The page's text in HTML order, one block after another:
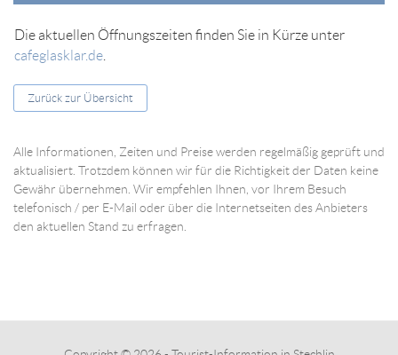
Die aktuellen Öffnungszeiten finden Sie in Kürze unter
cafeglasklar.de
Zurück zur Übersicht
Alle Informationen, Zeiten und Preise werden regelmäßig geprüft und
aktualisiert. Trotzdem können wir für die Richtigkeit der Daten keine
Gewähr übernehmen. Wir empfehlen Ihnen, vor Ihrem Besuch
telefonisch / per E-Mail oder über die Internetseiten des Anbieters
den aktuellen Stand zu erfragen.